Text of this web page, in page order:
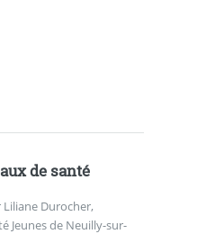
de santé
Durocher,
Jeunes de Neuilly-sur-